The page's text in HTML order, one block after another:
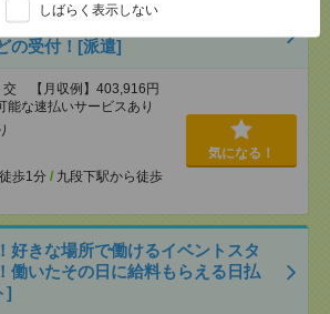
しばらく表示しない
済みICカードと貸出カードの管理
の受付！[派遣]
交 【月収例】403,916円
な速払いサービスあり
歩1分 / 九段下駅から徒歩
気になる！
好きな場所で働けるイベントスタ
働いたその日に給料もらえる日払
]